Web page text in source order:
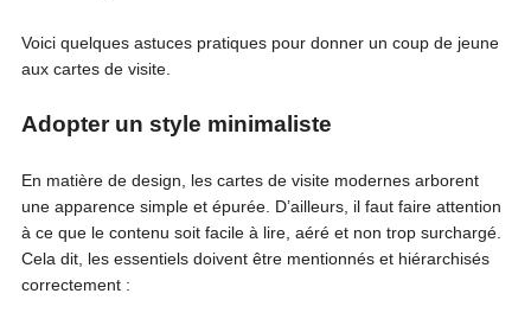
Voici quelques astuces pratiques pour donner un coup de jeune
aux cartes de visite.
Adopter un style minimaliste
En matière de design, les cartes de visite modernes arborent
une apparence simple et épurée. D’ailleurs, il faut faire attention
à ce que le contenu soit facile à lire, aéré et non trop surchargé.
Cela dit, les essentiels doivent être mentionnés et hiérarchisés
correctement :